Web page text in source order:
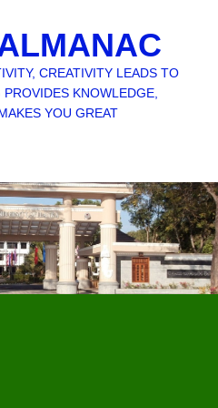
CREATIVITY LEADS TO
KNOWLEDGE,
YOU GREAT